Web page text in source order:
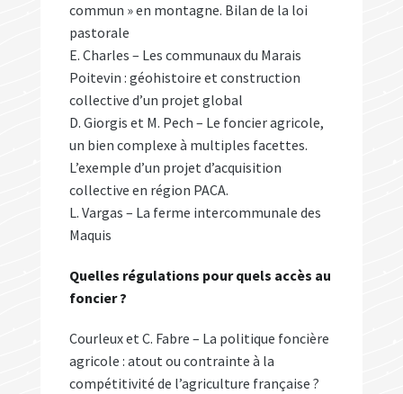
commun » en montagne. Bilan de la loi
pastorale
E. Charles – Les communaux du Marais
Poitevin : géohistoire et construction
collective d’un projet global
D. Giorgis et M. Pech – Le foncier agricole,
un bien complexe à multiples facettes.
L’exemple d’un projet d’acquisition
collective en région PACA.
L. Vargas – La ferme intercommunale des
Maquis
Quelles régulations pour quels accès au
foncier ?
Courleux et C. Fabre – La politique foncière
agricole : atout ou contrainte à la
compétitivité de l’agriculture française ?